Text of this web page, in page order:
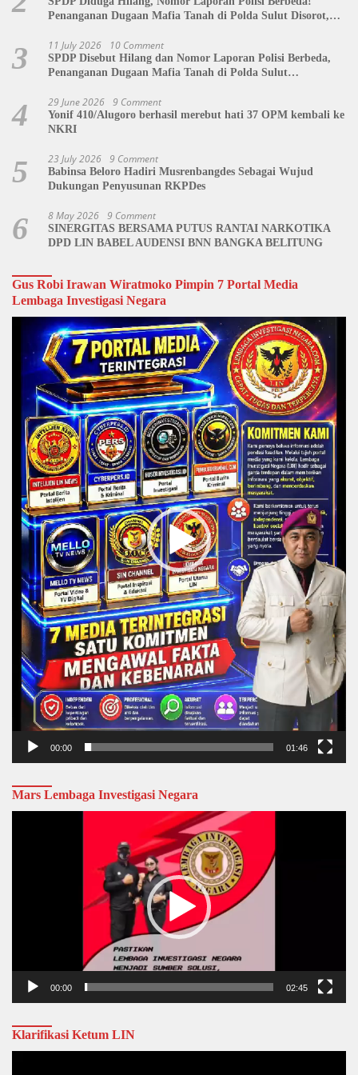
Penanganan Dugaan Mafia Tanah di Polda Sulut Disorot,
3 11 July 2026 10 Comment
SPDP Disebut Hilang dan Nomor Laporan Polisi Berbeda,
Penanganan Dugaan Mafia Tanah di Polda Sulut
4 29 June 2026 9 Comment
Yonif 410/Alugoro berhasil merebut hati 37 OPM kembali ke
NKRI
5 23 July 2026 9 Comment
Babinsa Beloro Hadiri Musrenbangdes Sebagai Wujud
Dukungan Penyusunan RKPDes
6 8 May 2026 9 Comment
SINERGITAS BERSAMA PUTUS RANTAI NARKOTIKA
DPD LIN BABEL AUDENSI BNN BANGKA BELITUNG
Gus Robi Irawan Wiratmoko Pimpin 7 Portal Media
Lembaga Investigasi Negara
Video
Player
00:00 01:46
Mars Lembaga Investigasi Negara
00:00 02:45
Klarifikasi Ketum LIN